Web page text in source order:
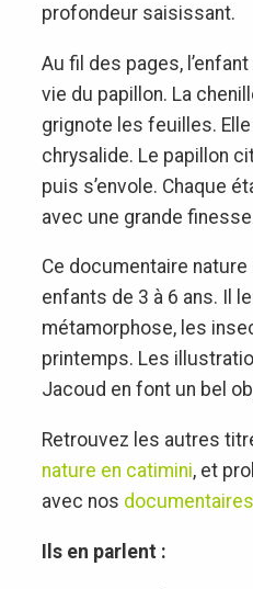
profondeur saisissant.
Au fil des pages,
vie du papillon. La
grignote les feuilles.
chrysalide. Le papillon
puis s’envole. Chaque
avec une grande
Ce documentaire
enfants de 3 à 6 ans. Il
métamorphose, les
printemps. Les
Jacoud en font un bel
Retrouvez les autres
nature en catimini, et
avec nos
Ils en parlent :